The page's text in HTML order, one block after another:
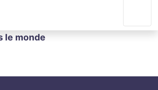
– l’état des lieux juridique en
le monde